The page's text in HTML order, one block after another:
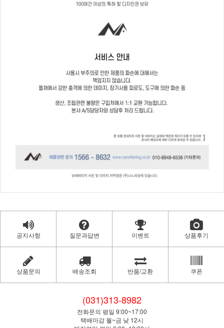
공지사항 질문과답변 이벤트 상품후기
상품문의 배송조회 반품/교환 쿠폰
(031)313-8982
전화문의 평일 9:00~17:00
택배마감 월~금 낮 12시